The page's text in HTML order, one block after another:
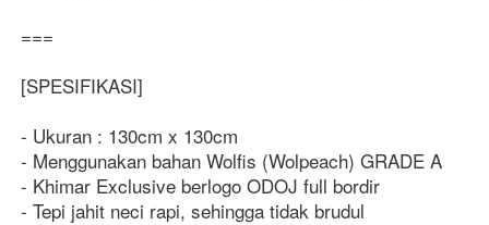
===
[SPESIFIKASI]
- Ukuran : 130cm x 130cm
- Menggunakan bahan Wolfis (Wolpeach) GRADE A
- Khimar Exclusive berlogo ODOJ full bordir
- Tepi jahit neci rapi, sehingga tidak brudul